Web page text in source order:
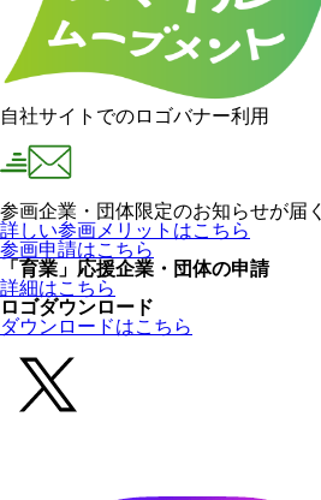
自社サイトでのロゴバナー利用
参画企業・団体限定のお知らせが届く
詳しい参画メリットはこちら
参画申請はこちら
「育業」応援企業・団体の申請
詳細はこちら
ロゴダウンロード
ダウンロードはこちら